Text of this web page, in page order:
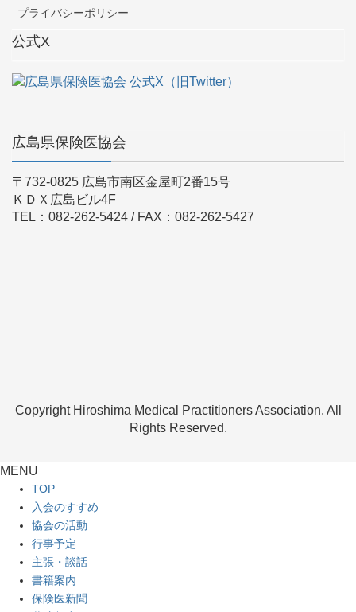
プライバシーポリシー
公式X
広島県保険医協会
〒732-0825 広島市南区金屋町2番15号
ＫＤＸ広島ビル4F
TEL：082-262-5424 / FAX：082-262-5427
Copyright Hiroshima Medical Practitioners Association. All
Rights Reserved.
MENU
TOP
入会のすすめ
協会の活動
行事予定
主張・談話
書籍案内
保険医新聞